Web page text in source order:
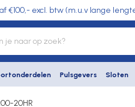
€100,- excl. btw (m.u.v lange
Pulsgevers Sloten
20HR